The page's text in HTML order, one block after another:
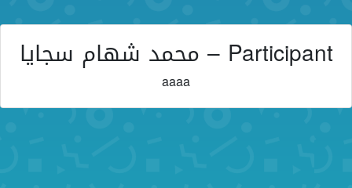
Participant – محمد شهام سجايا
aaaa